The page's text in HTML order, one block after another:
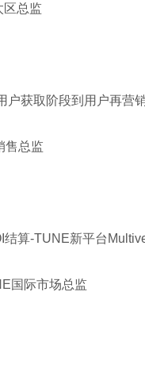
区总监
获取阶段到用户再营销
售总监
算-TUNE新平台
国际市场总监